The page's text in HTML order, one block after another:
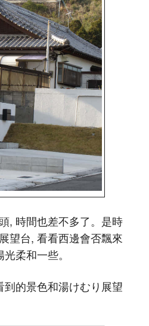
, 時間也差不多了。是時
望台, 看看西邊會否飄來
柔和一些。
的景色和湯けむり展望